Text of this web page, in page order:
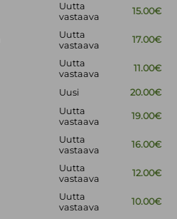
Uutta
vastaava
15.00€
Uutta
vastaava
17.00€
Uutta
vastaava
11.00€
Uusi 20.00€
Uutta
vastaava
19.00€
Uutta
vastaava
16.00€
Uutta
vastaava
12.00€
Uutta
vastaava
10.00€